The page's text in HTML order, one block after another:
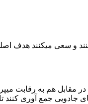
و سعی میکنند هدف
جادویی جمع آوری